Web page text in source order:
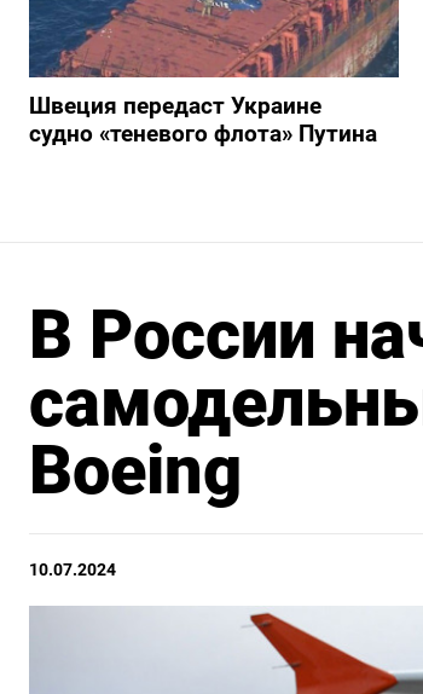
Швеция передаст Украине
судно «теневого флота» Путина
В России
Boeing
10.07.2024